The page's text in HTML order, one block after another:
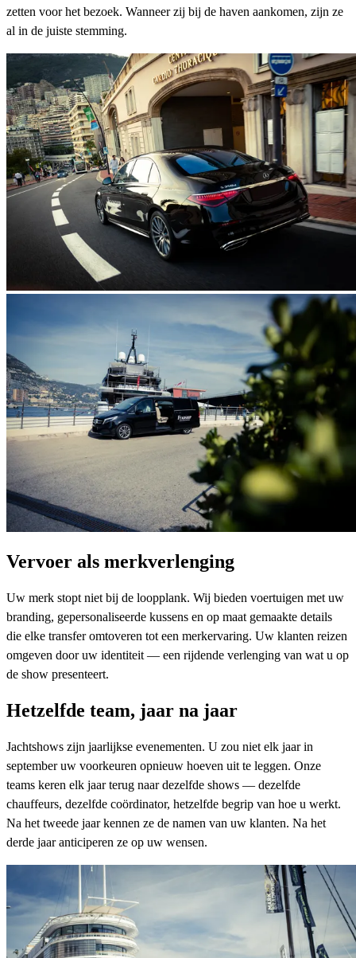
zetten voor het bezoek. Wanneer zij bij de haven aankomen, zijn ze
al in de juiste stemming.
Vervoer als merkverlenging
Uw merk stopt niet bij de loopplank. Wij bieden voertuigen met uw
branding, gepersonaliseerde kussens en op maat gemaakte details
die elke transfer omtoveren tot een merkervaring. Uw klanten reizen
omgeven door uw identiteit — een rijdende verlenging van wat u op
de show presenteert.
Hetzelfde team, jaar na jaar
Jachtshows zijn jaarlijkse evenementen. U zou niet elk jaar in
september uw voorkeuren opnieuw hoeven uit te leggen. Onze
teams keren elk jaar terug naar dezelfde shows — dezelfde
chauffeurs, dezelfde coördinator, hetzelfde begrip van hoe u werkt.
Na het tweede jaar kennen ze de namen van uw klanten. Na het
derde jaar anticiperen ze op uw wensen.